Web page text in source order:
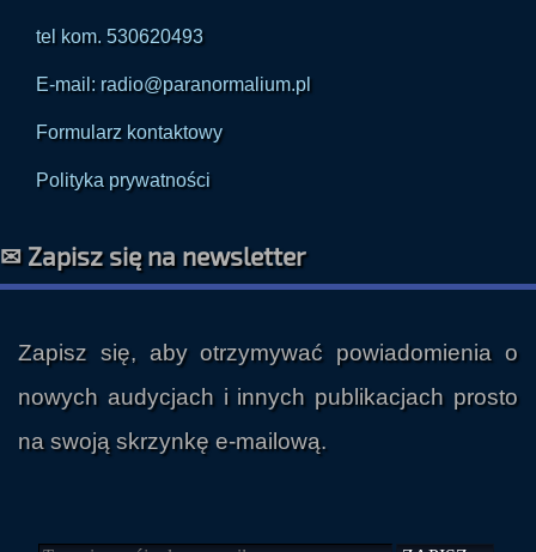
tel kom. 530620493
E-mail: radio@paranormalium.pl
Formularz kontaktowy
Polityka prywatności
✉ Zapisz się na newsletter
Zapisz się, aby otrzymywać powiadomienia o
nowych audycjach i innych publikacjach prosto
na swoją skrzynkę e-mailową.